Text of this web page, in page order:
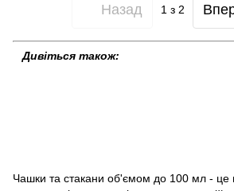
Назад 1з 2
Дивіться також:
Чашки та стакани об'ємом до 100 мл - це